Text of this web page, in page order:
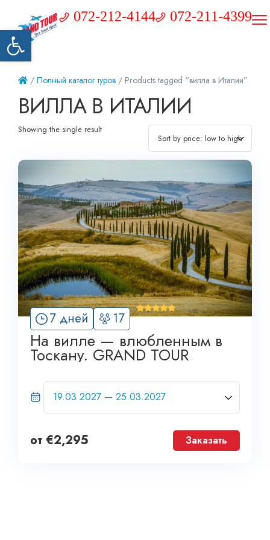
Открыть панель инструментов
072-212-4144 072-211-4399
/ Полный каталог туров / Products tagged “вилла в Италии”
ВИЛЛА В ИТАЛИИ
Showing the single result
7 дней 17 12
'
На вилле — влюбленным в
Тоскану. GRAND TOUR
от €2,295 Заказать